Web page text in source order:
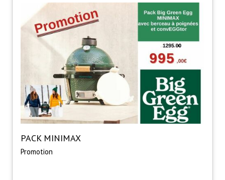
PACK MINIMAX
Promotion